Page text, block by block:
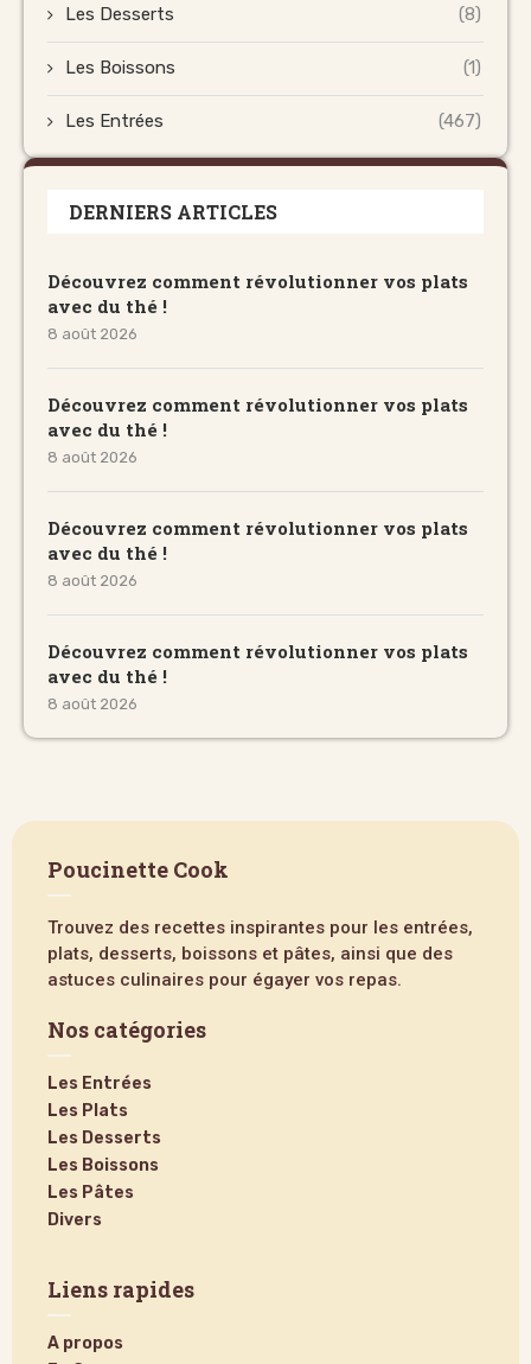
Les Desserts (8)
Les Boissons (1)
Les Entrées (467)
DERNIERS ARTICLES
Découvrez comment révolutionner vos plats
avec du thé !
8 août 2026
Découvrez comment révolutionner vos plats
avec du thé !
8 août 2026
Découvrez comment révolutionner vos plats
avec du thé !
8 août 2026
Découvrez comment révolutionner vos plats
avec du thé !
8 août 2026
Poucinette Cook
Trouvez des recettes inspirantes pour les entrées,
plats, desserts, boissons et pâtes, ainsi que des
astuces culinaires pour égayer vos repas.
Nos catégories
Les Entrées
Les Plats
Les Desserts
Les Boissons
Les Pâtes
Divers
Liens rapides
A propos